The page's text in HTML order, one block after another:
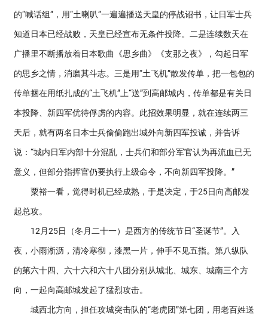
的“喊话组”，用“土喇叭”一遍遍播送天皇的停战诏书，让日军士兵
知道日本已经战败，天皇已经宣布无条件投降。二是连续数天在
广播里不断播放着日本歌曲《思乡曲》《支那之夜》，勾起日军
的思乡之情，消磨其斗志。三是用“土飞机”散发传单，把一包包的
传单捆在用纸扎成的“土飞机”上“送”到高邮城内，传单都是有关日
本投降、新四军优待俘虏的内容。此招效果明显，就在连续两三
天后，就有两名日本士兵偷偷跑出城外向新四军投诚，并告诉
说：“城内日军内部十分混乱，士兵们和部分军官认为再流血已无
意义，但部分指挥官仍要执行上级命令，不向新四军投降。”
粟裕一看，觉得时机已经成熟，于是决定，于25日向高邮发
起总攻。
12月25日（冬月二十一）是西方的传统节日“圣诞节”。入
夜，小雨淅沥，清冷寒彻，漆黑一片，伸手不见五指。第八纵队
的第六十四、六十六和六十八团分别从城北、城东、城南三个方
向，一起向高邮城发起了猛烈攻击。
城西北方向，担任攻城突击队的“老虎团”第七团，用老百姓送